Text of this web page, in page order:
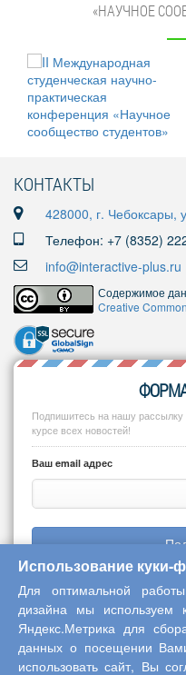
«НАУЧНОЕ
КОНТАКТЫ
428000, г. Чебоксары,
Телефон: +7 (8352)
info@interactive-plus.ru
Содержимое
Creative
Подпишитесь на нашу рассылку
курсе всех новостей!
Ваш email адрес
Copyright © 2013-2026 Центр
плюс»
Использование куки-
Для оптимальной
дизайна мы используем
Яндекс.Метрика для
данных о посещении
использовать сайт, Вы